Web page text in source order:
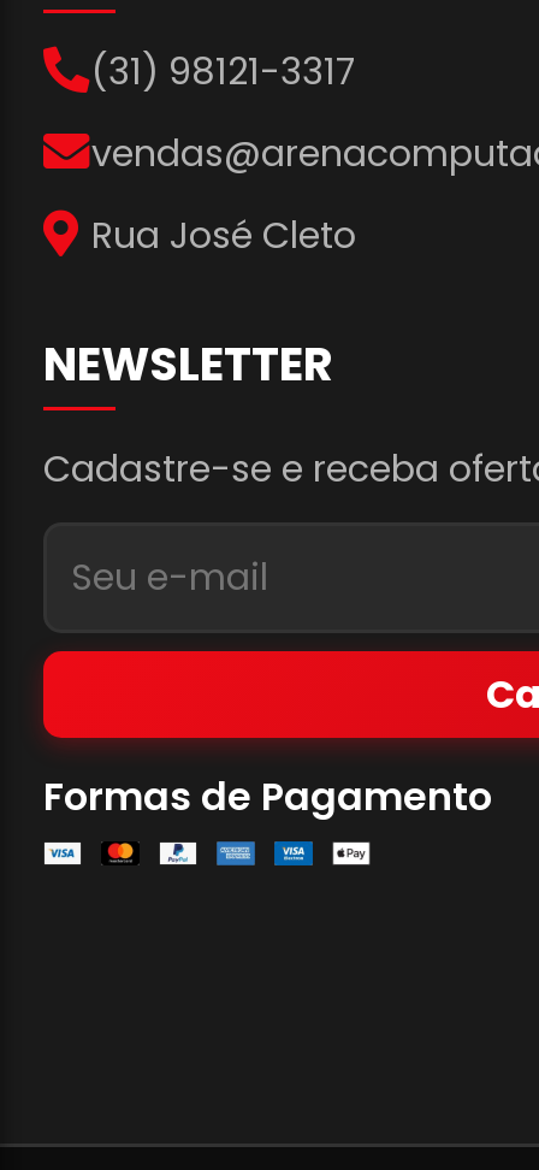
(31) 98121-3317
Rua José Cleto
NEWSLETTER
Cadastre-se e receba
Formas de Pagamento